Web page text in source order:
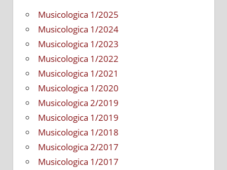
Musicologica 1/2025
Musicologica 1/2024
Musicologica 1/2023
Musicologica 1/2022
Musicologica 1/2021
Musicologica 1/2020
Musicologica 2/2019
Musicologica 1/2019
Musicologica 1/2018
Musicologica 2/2017
Musicologica 1/2017